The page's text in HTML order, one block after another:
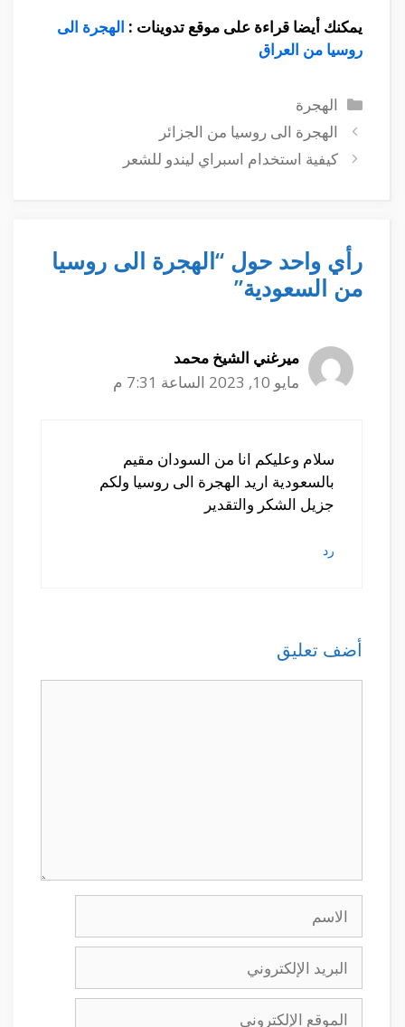
يمكنك أيضا قراءة على موقع تدوينات : الهجرة الى
روسيا من العراق
التصنيفات
الهجرة
الهجرة الى روسيا من الجزائر
كيفية استخدام اسبراي ليندو للشعر
رأي واحد حول “الهجرة الى روسيا
من السعودية”
ميرغني الشيخ محمد
مايو 10, 2023 الساعة 7:31 م
سلام وعليكم انا من السودان مقيم
بالسعودية اريد الهجرة الى روسيا ولكم
جزيل الشكر والتقدير
رد
أضف تعليق
الإلكتروني